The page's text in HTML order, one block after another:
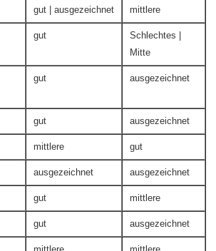
gut | ausgezeichnet mittlere
gut
Schlechtes |
Mitte
gut ausgezeichnet
gut ausgezeichnet
mittlere gut
ausgezeichnet ausgezeichnet
gut mittlere
gut ausgezeichnet